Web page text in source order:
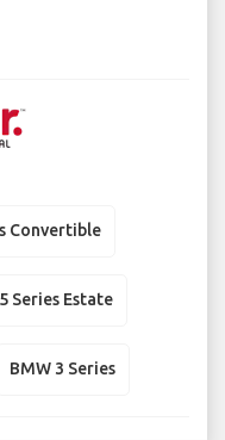
Convertible
Series Estate
BMW 3 Series